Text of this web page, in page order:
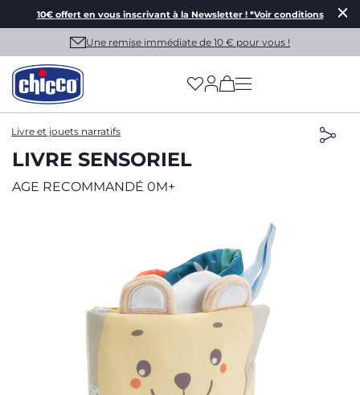
10€ offert en vous inscrivant à la Newsletter ! *Voir conditions
Une remise immédiate de 10 € pour vous !
(has more options
Livre et jouets narratifs
LIVRE SENSORIEL
AGE RECOMMANDÉ 0M+